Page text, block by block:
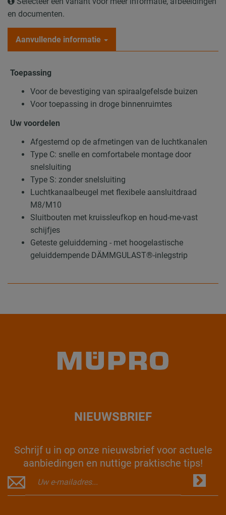
en documenten.
Aanvullende informatie
Toepassing
Voor de bevestiging van spiraalgefelsde buizen
Voor toepassing in droge binnenruimtes
Uw voordelen
Afgestemd op de afmetingen van de luchtkanalen
Type C: snelle en comfortabele montage door
snelsluiting
Type S: zonder snelsluiting
Luchtkanaalbeugel met flexibele aansluitdraad
M8/M10
Sluitbouten met kruissleufkop en houd-me-vast
schijfjes
Geteste geluiddeming - met hoogelastische
geluiddempende DÄMMGULAST®-inlegstrip
NIEUWSBRIEF
Schrijf u in op onze nieuwsbrief voor actuele
aanbiedingen en nuttige praktische tips!